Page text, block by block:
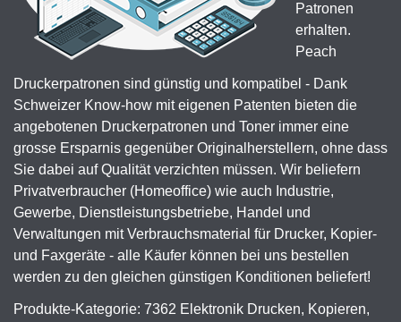
Patronen
erhalten.
Peach
Druckerpatronen sind günstig und kompatibel - Dank
Schweizer Know-how mit eigenen Patenten bieten die
angebotenen Druckerpatronen und Toner immer eine
grosse Ersparnis gegenüber Originalherstellern, ohne dass
Sie dabei auf Qualität verzichten müssen. Wir beliefern
Privatverbraucher (Homeoffice) wie auch Industrie,
Gewerbe, Dienstleistungsbetriebe, Handel und
Verwaltungen mit Verbrauchsmaterial für Drucker, Kopier-
und Faxgeräte - alle Käufer können bei uns bestellen
werden zu den gleichen günstigen Konditionen beliefert!
Produkte-Kategorie: 7362 Elektronik Drucken, Kopieren,